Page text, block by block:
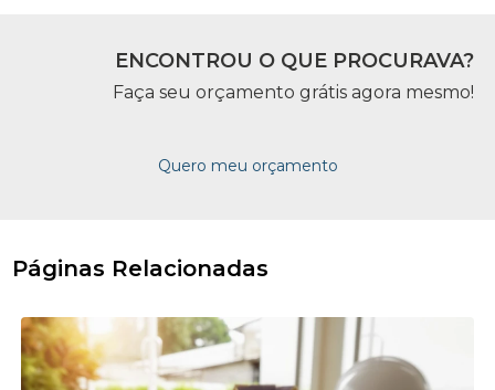
ENCONTROU O QUE PROCURAVA?
Faça seu orçamento grátis agora mesmo!
Quero meu orçamento
Páginas Relacionadas